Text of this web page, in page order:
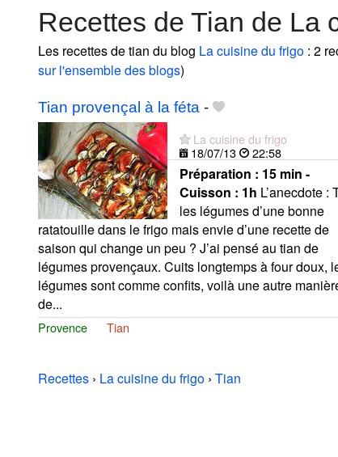
Recettes de Tian de La
Les recettes de tian du blog La cuisine du frigo : 2
sur l'ensemble des blogs)
Tian provençal à la féta -
La cuisine du frigo
18/07/13
22:58
Préparation : 15 min -
Cuisson : 1h L’anecdote :
les légumes d’une bonne
ratatouille dans le frigo mais envie d’une recette de
saison qui change un peu ? J’ai pensé au tian de
légumes provençaux. Cuits longtemps à four doux,
légumes sont comme confits, voilà une autre
de...
Provence Tian
Recettes › La cuisine du frigo › Tian